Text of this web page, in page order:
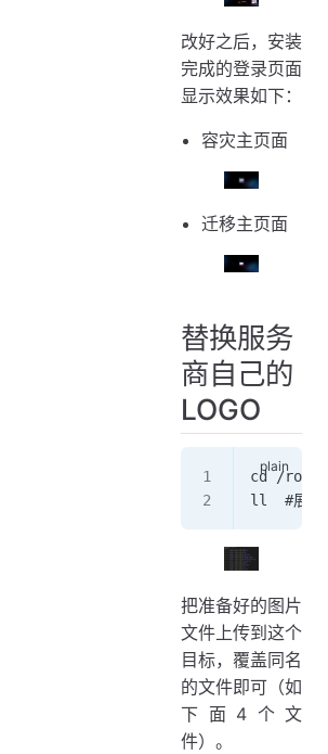
改好之后，安装
完成的登录页面
显示效果如下：
容灾主页面
迁移主页面
替换服务
商自己的
LOGO
cd /root/
ll  #展示
把准备好的图片
文件上传到这个
目标，覆盖同名
的文件即可（如
下面4个文
件）。